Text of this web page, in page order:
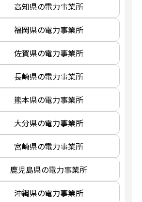
高知県の電力事業所
福岡県の電力事業所
佐賀県の電力事業所
長崎県の電力事業所
熊本県の電力事業所
大分県の電力事業所
宮崎県の電力事業所
鹿児島県の電力事業所
沖縄県の電力事業所